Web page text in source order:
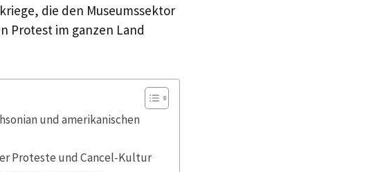
die den Museumssektor
Protest im ganzen Land
und amerikanischen
Proteste und Cancel-Kultur